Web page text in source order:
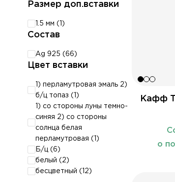
Размер доп.вставки
1.5 мм ( )
Состав
Ag 925 (66 )
Цвет вставки
1) перламутровая эмаль 2)
б/ц топаз (
)
1) со стороны луны темно-
синяя 2) со стороны
солнца белая
перламутровая (
)
Б/ц (6 )
белый ( 2 )
бесцветный (
12 )
Кафф
о